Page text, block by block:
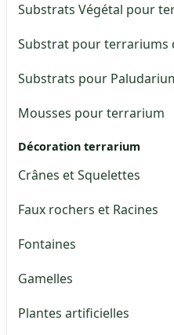
Substrats Végétal pour
Substrat pour terrariums
Substrats pour
Mousses pour terrarium
Décoration terrarium
Crânes et Squelettes
Faux rochers et Racines
Fontaines
Gamelles
Plantes artificielles